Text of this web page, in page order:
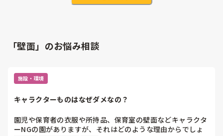
「壁面」のお悩み相談
施設・環境
キャラクターものはなぜダメなの？
園児や保育者の衣服や所持品、保育室の壁面などキャラクタ
ーNGの園がありますが、それはどのような理由からでしょ